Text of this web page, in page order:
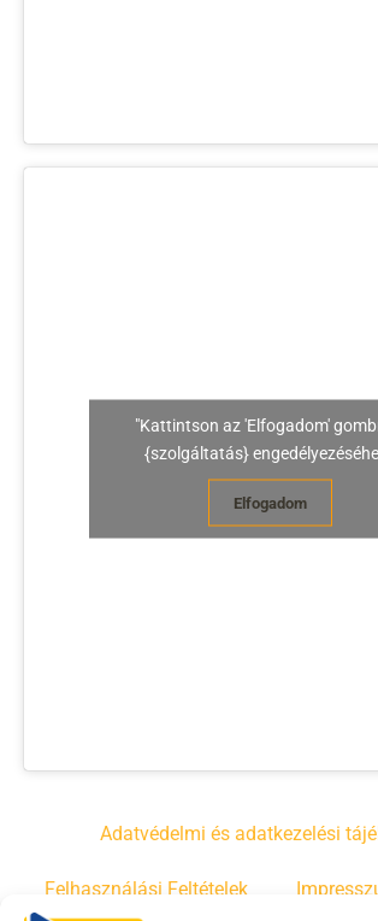
"Kattintson az 'Elfogadom'
{szolgáltatás}
Elfogadom
Adatvédelmi és adatkezelési
Felhasználási Feltételek